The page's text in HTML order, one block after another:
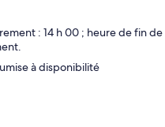
: 14 h 00 ; heure de fin de
à disponibilité